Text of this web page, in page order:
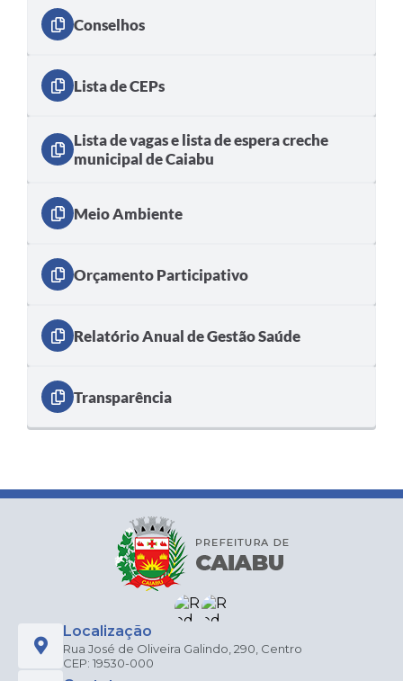
Conselhos
Lista de CEPs
Lista de vagas e lista de espera creche
municipal de Caiabu
Meio Ambiente
Orçamento Participativo
Relatório Anual de Gestão Saúde
Transparência
Localização
Rua José de Oliveira Galindo, 290, Centro
CEP: 19530-000